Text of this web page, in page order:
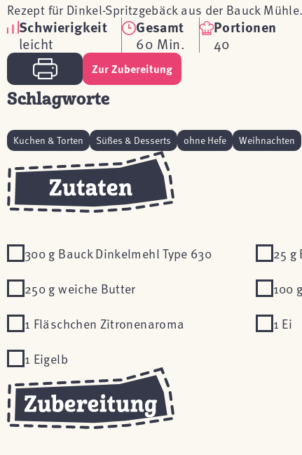
Rezept für Dinkel-Spritzgebäck aus der Bauck Mühle.
Schwierigkeit
leicht
Gesamt
60 Min.
Portionen
40
Zur Zubereitung
Schlagworte
Kuchen & Torten Süßes & Desserts ohne Hefe Weihnachten
300 g Bauck Dinkelmehl Type 630
25 g
250 g weiche Butter
100
1 Fläschchen Zitronenaroma
1 Ei
1 Eigelb